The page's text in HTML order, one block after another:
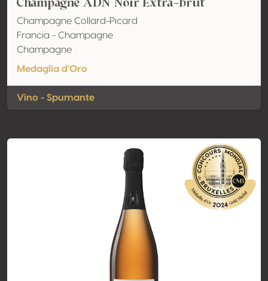
Champagne Collard-Picard
Francia - Champagne
Champagne
Medaglia d'Oro
Vino - Spumante